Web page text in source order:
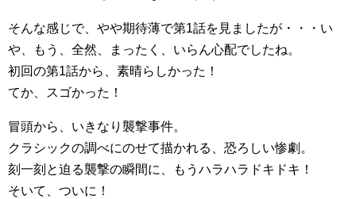
そんな感じで、やや期待薄で第1話を見ましたが・・・い
や、もう、全然、まったく、いらん心配でしたね。
初回の第1話から、素晴らしかった！
てか、スゴかった！
冒頭から、いきなり襲撃事件。
クラシックの調べにのせて描かれる、恐ろしい惨劇。
刻一刻と迫る襲撃の瞬間に、もうハラハラドキドキ！
そいて、ついに！